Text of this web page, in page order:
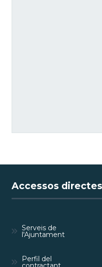
Accessos directes
Serveis de
l'Ajuntament
Perfil del